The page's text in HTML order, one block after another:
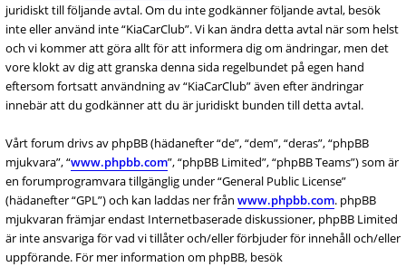
juridiskt till följande avtal. Om du inte godkänner följande avtal, besök
inte eller använd inte “KiaCarClub”. Vi kan ändra detta avtal när som helst
och vi kommer att göra allt för att informera dig om ändringar, men det
vore klokt av dig att granska denna sida regelbundet på egen hand
eftersom fortsatt användning av “KiaCarClub” även efter ändringar
innebär att du godkänner att du är juridiskt bunden till detta avtal.
Vårt forum drivs av phpBB (hädanefter “de”, “dem”, “deras”, “phpBB
mjukvara”, “www.phpbb.com”, “phpBB Limited”, “phpBB Teams”) som är
en forumprogramvara tillgänglig under “General Public License”
(hädanefter “GPL”) och kan laddas ner från www.phpbb.com. phpBB
mjukvaran främjar endast Internetbaserade diskussioner, phpBB Limited
är inte ansvariga för vad vi tillåter och/eller förbjuder för innehåll och/eller
uppförande. För mer information om phpBB, besök